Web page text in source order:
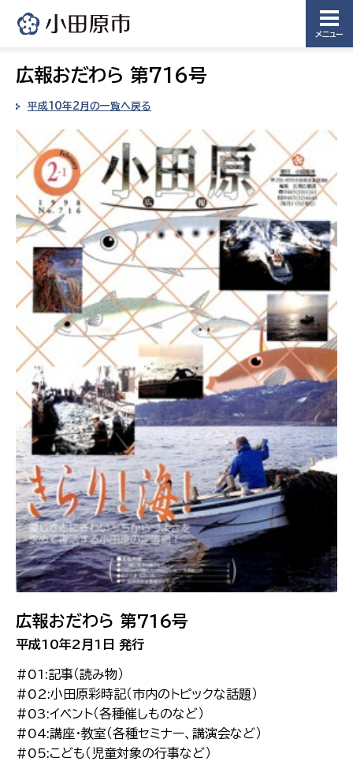
メニュー
広報おだわら 第716号
平成10年2月の一覧へ戻る
広報おだわら 第716号
平成10年2月1日 発行
#01:記事（読み物）
#02:小田原彩時記（市内のトピックな話題）
#03:イベント（各種催しものなど）
#04:講座・教室（各種セミナー、講演会など）
#05:こども（児童対象の行事など）